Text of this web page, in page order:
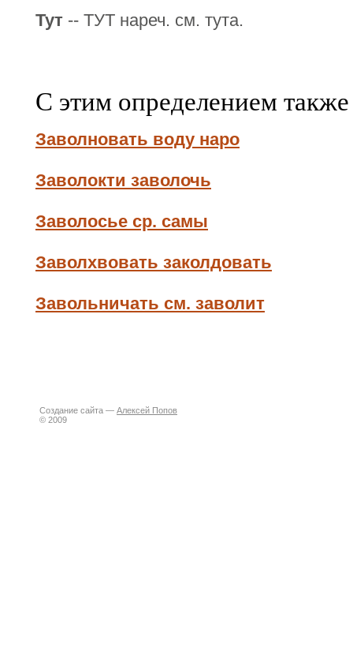
Тут -- ТУТ нареч. см. тута.
С этим определением
Заволновать воду наро
Заволокти заволочь
Заволосье ср. самы
Заволхвовать заколдовать
Завольничать см. заволит
Создание сайта — Алексей Попов
© 2009